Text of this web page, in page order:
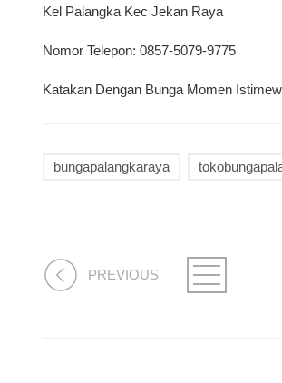
Kel Palangka Kec Jekan Raya
Nomor Telepon: 0857-5079-9775
Katakan Dengan Bunga Momen
bungapalangkaraya
PREVIOUS